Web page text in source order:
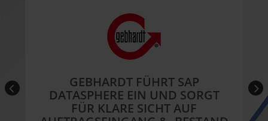
GEBHARDT FÜHRT SAP
DATASPHERE EIN UND SORGT
FÜR KLARE SICHT AUF